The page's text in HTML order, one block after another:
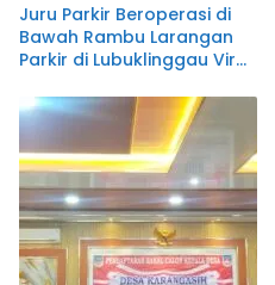
Juru Parkir Beroperasi di
Bawah Rambu Larangan
Parkir di Lubuklinggau Viral,
Pelanggaran.SK DI
PERTANYAKAN